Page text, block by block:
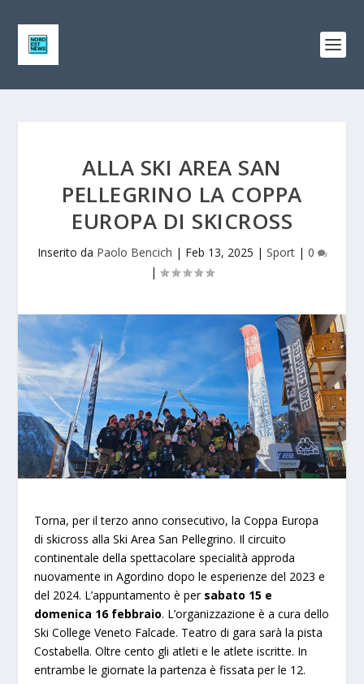
ALLA SKI AREA SAN
PELLEGRINO LA COPPA
EUROPA DI SKICROSS
Inserito da Paolo Bencich | Feb 13, 2025 | Sport| 0
|
Torna, per il terzo anno consecutivo, la Coppa Europa
di skicross alla Ski Area San Pellegrino. Il circuito
continentale della spettacolare specialità approda
nuovamente in Agordino dopo le esperienze del 2023 e
del 2024. L’appuntamento è per sabato 15 e
domenica 16 febbraio. L’organizzazione è a cura dello
Ski College Veneto Falcade. Teatro di gara sarà la pista
Costabella. Oltre cento gli atleti e le atlete iscritte. In
entrambe le giornate la partenza è fissata per le 12.